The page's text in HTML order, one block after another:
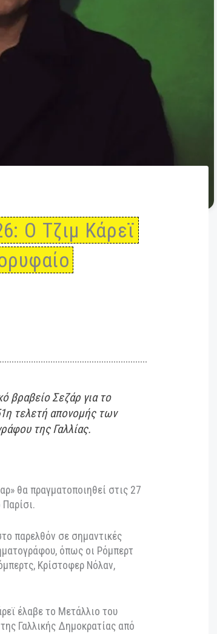
Ο Τζιμ Κάρεϊ
|NOW
51η τελετή απονομής των
της Γαλλίας.
Όσκαρ» θα πραγματοποιηθεί στις 27
στο Παρίσι.
στο παρελθόν σε σημαντικές